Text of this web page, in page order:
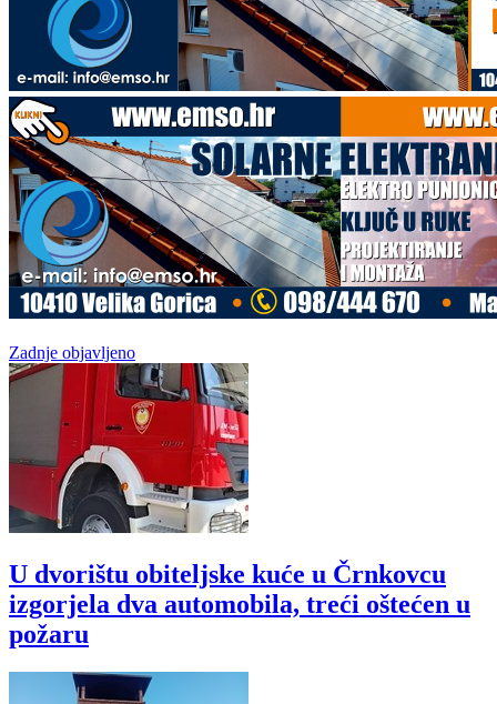
Zadnje objavljeno
U dvorištu obiteljske kuće u Črnkovcu
izgorjela dva automobila, treći oštećen u
požaru